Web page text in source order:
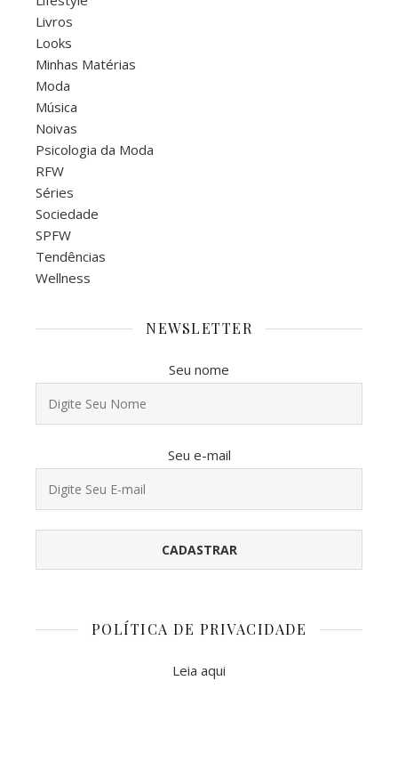
Livros
Looks
Minhas Matérias
Moda
Música
Noivas
Psicologia da Moda
RFW
Séries
Sociedade
SPFW
Tendências
Wellness
NEWSLETTER
Seu nome
Seu e-mail
POLÍTICA DE PRIVACIDADE
Leia aqui